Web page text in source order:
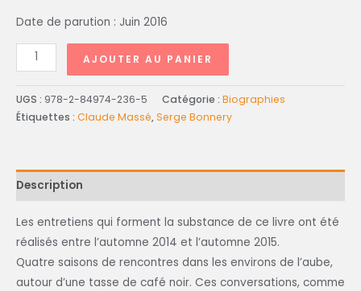
Date de parution : Juin 2016
AJOUTER AU PANIER
UGS : 978-2-84974-236-5 Catégorie : Biographies
Étiquettes : Claude Massé,Serge Bonnery
Description
Les entretiens qui forment la substance de ce livre ont été
réalisés entre l’automne 2014 et l’automne 2015.
Quatre saisons de rencontres dans les environs de l’aube,
autour d’une tasse de café noir. Ces conversations, comme